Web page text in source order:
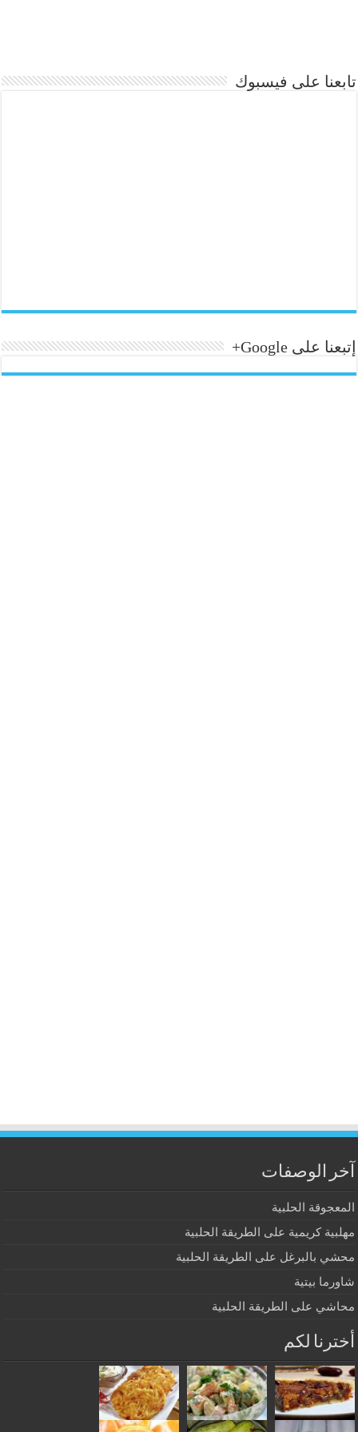
تابعنا على فيسبوك
إتبعنا على Google+
آخر الوصفات
المعجوقة الحلبية
مهلبية كريمية على الطريقة الحلبية
محشي بالبرغل على الطريقة الحلبية
شاورما بيتية
محاشي على الطريقة الحلبية
أخترنا لكم